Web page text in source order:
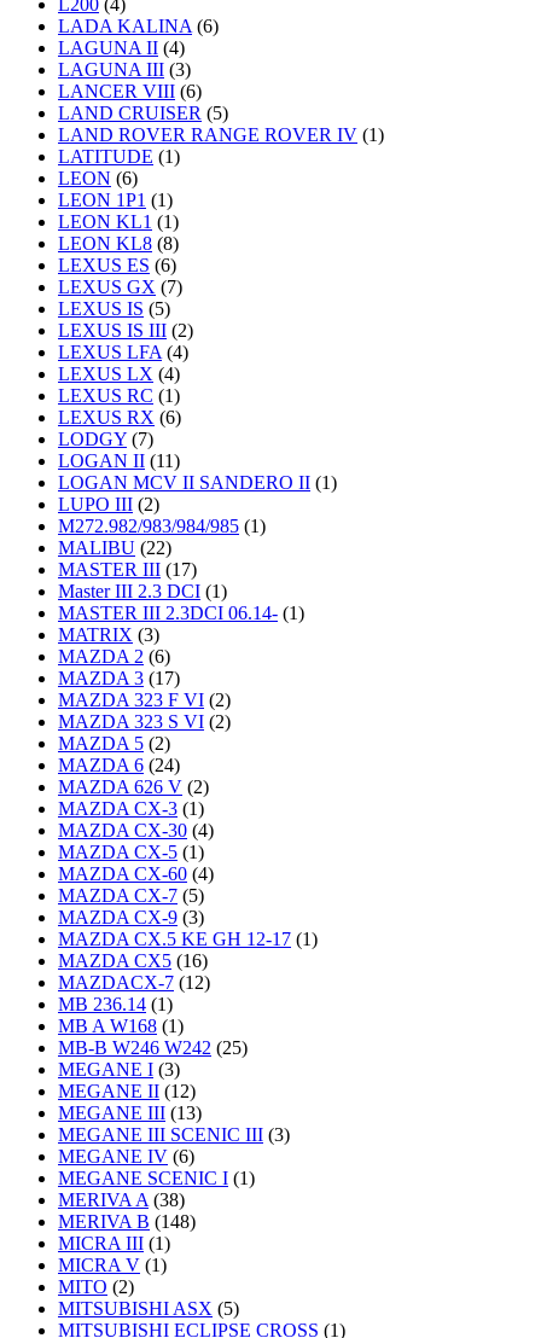
L200 (4)
LADA KALINA (6)
LAGUNA II (4)
LAGUNA III (3)
LANCER VIII (6)
LAND CRUISER (5)
LAND ROVER RANGE ROVER IV (1)
LATITUDE (1)
LEON (6)
LEON 1P1 (1)
LEON KL1 (1)
LEON KL8 (8)
LEXUS ES (6)
LEXUS GX (7)
LEXUS IS (5)
LEXUS IS III (2)
LEXUS LFA (4)
LEXUS LX (4)
LEXUS RC (1)
LEXUS RX (6)
LODGY (7)
LOGAN II (11)
LOGAN MCV II SANDERO II (1)
LUPO III (2)
M272.982/983/984/985 (1)
MALIBU (22)
MASTER III (17)
Master III 2.3 DCI (1)
MASTER III 2.3DCI 06.14- (1)
MATRIX (3)
MAZDA 2 (6)
MAZDA 3 (17)
MAZDA 323 F VI (2)
MAZDA 323 S VI (2)
MAZDA 5 (2)
MAZDA 6 (24)
MAZDA 626 V (2)
MAZDA CX-3 (1)
MAZDA CX-30 (4)
MAZDA CX-5 (1)
MAZDA CX-60 (4)
MAZDA CX-7 (5)
MAZDA CX-9 (3)
MAZDA CX.5 KE GH 12-17 (1)
MAZDA CX5 (16)
MAZDACX-7 (12)
MB 236.14 (1)
MB A W168 (1)
MB-B W246 W242 (25)
MEGANE I (3)
MEGANE II (12)
MEGANE III (13)
MEGANE III SCENIC III (3)
MEGANE IV (6)
MEGANE SCENIC I (1)
MERIVA A (38)
MERIVA B (148)
MICRA III (1)
MICRA V (1)
MITO (2)
MITSUBISHI ASX (5)
MITSUBISHI ECLIPSE CROSS (1)